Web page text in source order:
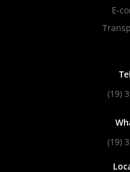
E-
(19)
(19)